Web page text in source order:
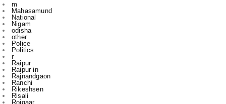
m
Mahasamund
National
Nigam
odisha
other
Police
Politics
r
Raipur
Raipur in
Rajnandgaon
Ranchi
Rikeshsen
Risali
Rojgaar